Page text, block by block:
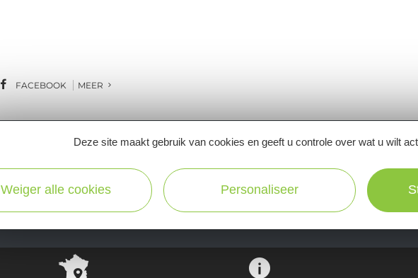
FACEBOOK MEER
Ne manquez pas notre newsletter mensuelle
inspirer pour profiter pleinement de votre
Deze site maakt gebruik van cookies en geeft u controle over wat u wilt
Weiger alle cookies Personaliseer